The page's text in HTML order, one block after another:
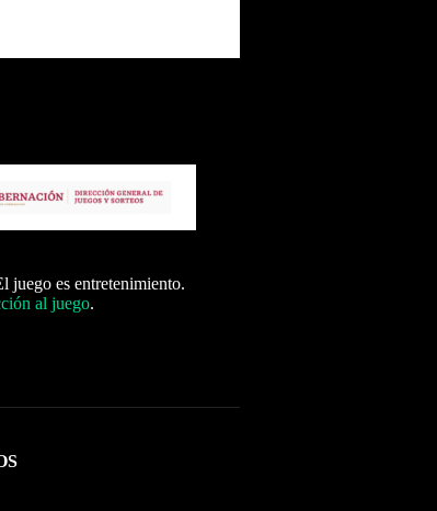
juego es entretenimiento.
al juego.